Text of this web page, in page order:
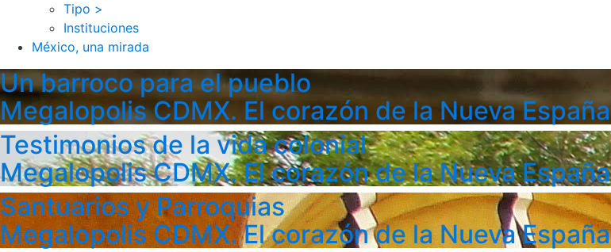
Tipo >
Instituciones
México, una mirada
Un barroco para el pueblo
Megalopolis CDMX. El corazón de la Nueva España
Testimonios de la vida colonial
Megalopolis CDMX. El corazón de la Nueva España
Santuarios y Parroquias
Megalopolis CDMX. El corazón de la Nueva España